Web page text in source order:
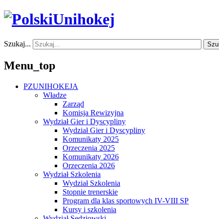
Szukaj...
Menu_top
PZUNIHOKEJA
Władze
Zarząd
Komisja Rewizyjna
Wydział Gier i Dyscypliny
Wydział Gier i Dyscypliny
Komunikaty 2025
Orzeczenia 2025
Komunikaty 2026
Orzeczenia 2026
Wydział Szkolenia
Wydział Szkolenia
Stopnie trenerskie
Program dla klas sportowych IV-VIII SP
Kursy i szkolenia